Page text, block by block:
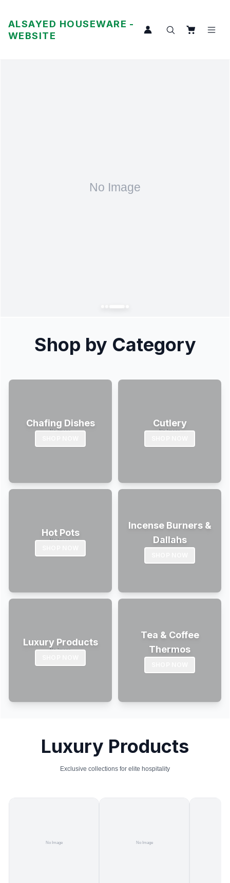
ALSAYED HOUSEWARE -
WEBSITE
Shop by Category
Chafing Dishes Cutlery
Hot Pots
Incense Burners &
Dallahs
Luxury Products
Tea & Coffee
Thermos
Luxury Products
Exclusive collections for elite hospitality